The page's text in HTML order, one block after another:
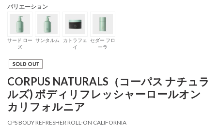
バリエーション
サード ロー
ズ
サンタルム
カトラフェ
イ
セダー フロ
ーラ
CORPUS NATURALS（コーパス ナチュラ
ルズ) ボディリフレッシャーロールオン
カリフォルニア
CPS BODY REFRESHER ROLL-ON CALIFORNIA